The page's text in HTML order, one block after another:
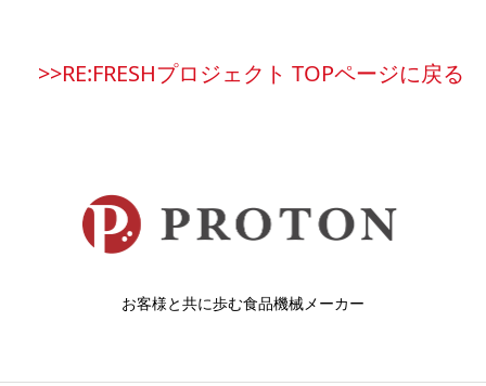
>>RE:FRESHプロジェクト TOPページに戻る
お客様と共に歩む食品機械メーカー